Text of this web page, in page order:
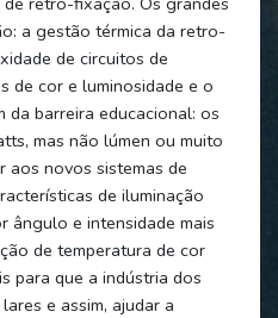
a gestão térmica da retro-
de circuitos de
de cor e luminosidade e o
da barreira educacional: os
mas não lúmen ou muito
aos novos sistemas de
de iluminação
ângulo e intensidade mais
de temperatura de cor
para que a indústria dos
e assim, ajudar a